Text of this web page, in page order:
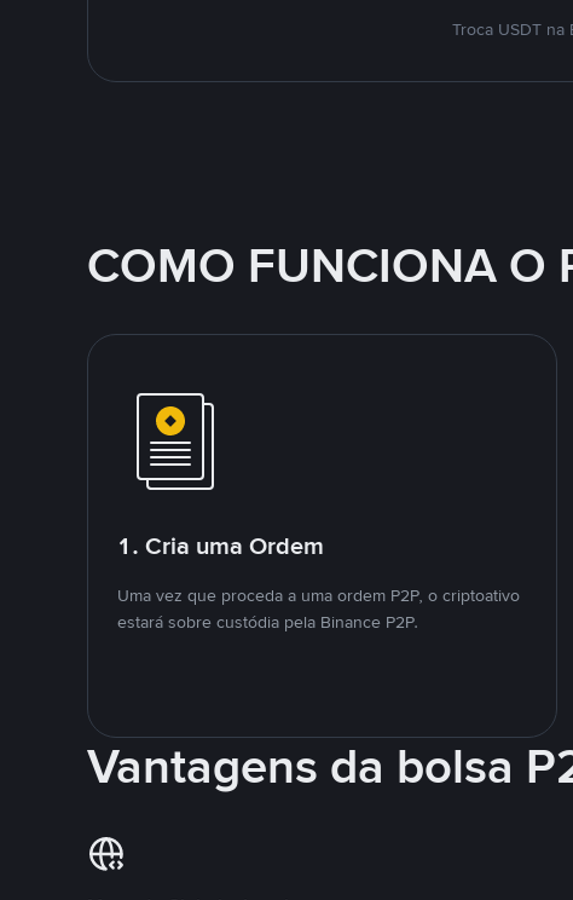
Troca USDT
COMO FUNCIONA O
1. Cria uma Ordem
Uma vez que proceda a uma ordem P2P, o criptoativo
estará sobre custódia pela Binance P2P.
Vantagens da bolsa